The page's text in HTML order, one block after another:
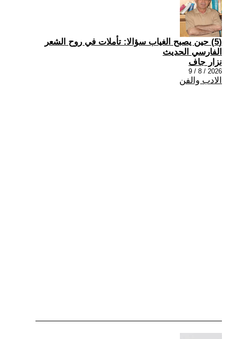
(5) حين يصبح الغياب سؤالا: تأملات في روح الشعر
الفارسي الحديث
نزار جاف
2026 / 8 / 9
الادب والفن